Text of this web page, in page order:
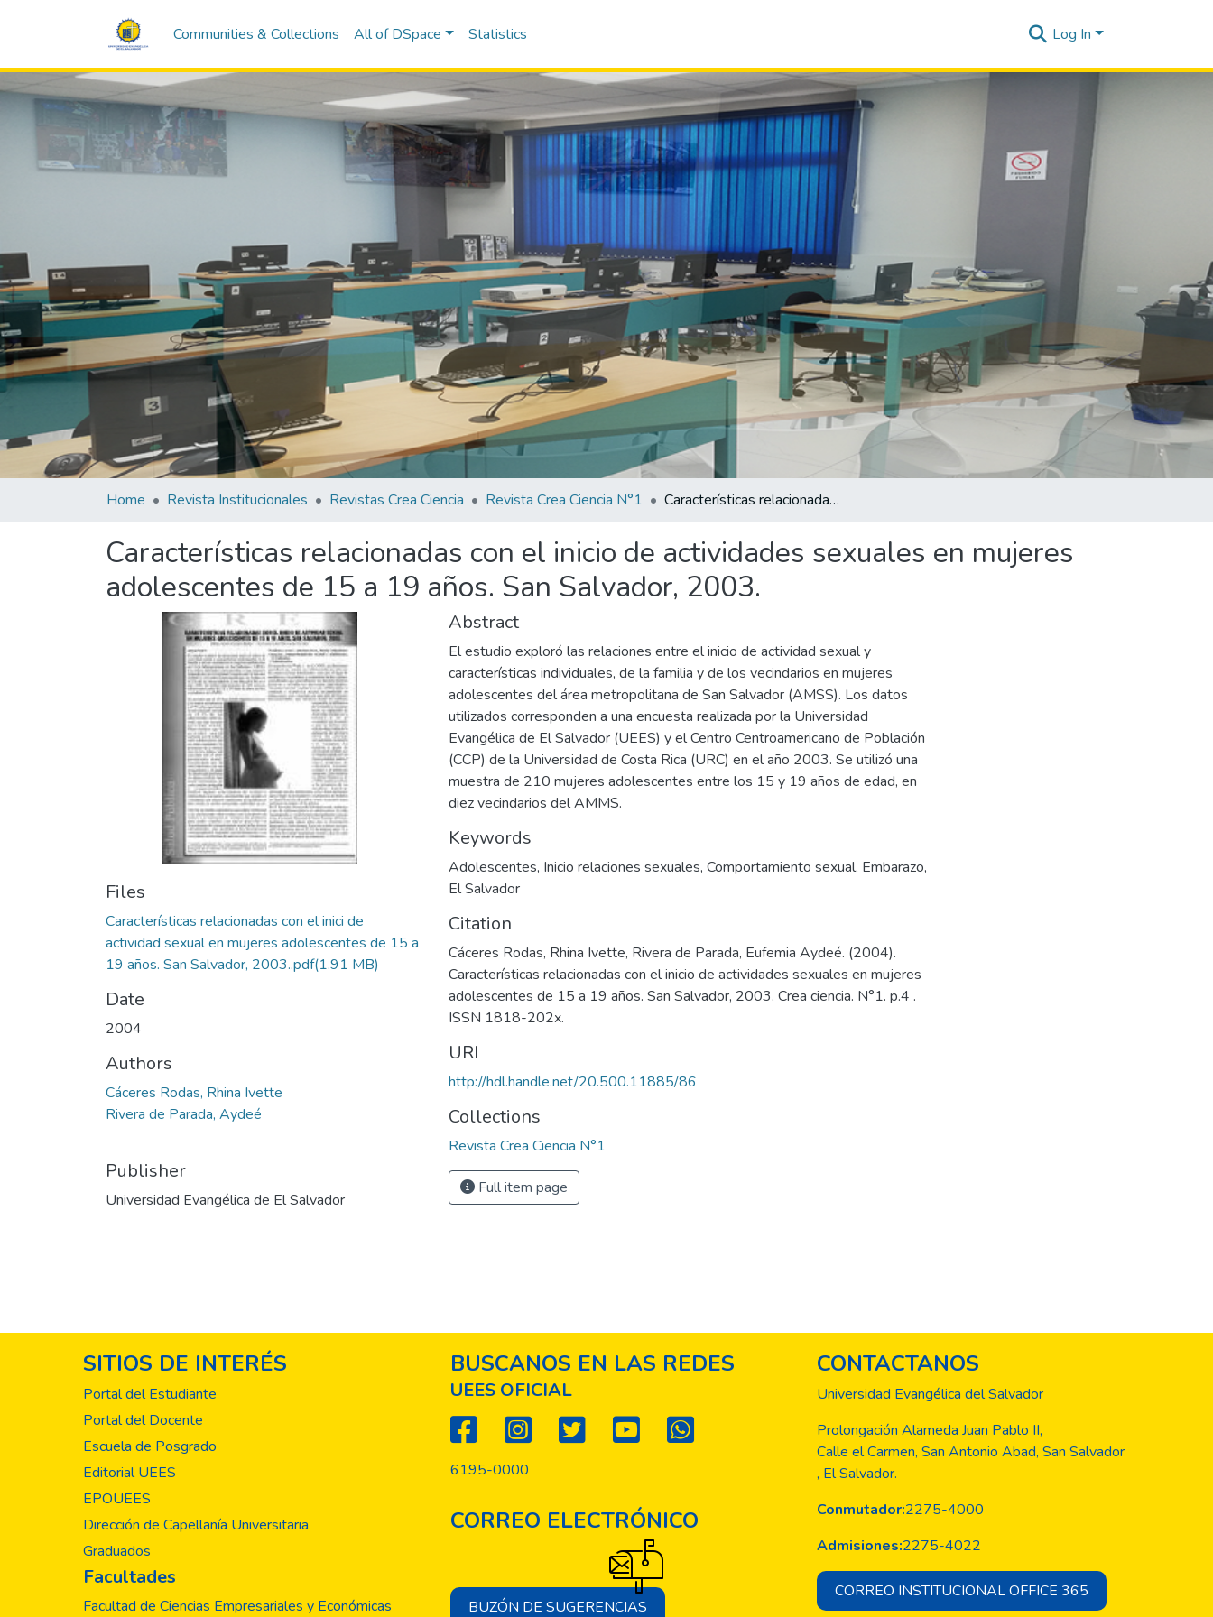
Communities & Collections All of DSpace Statistics Log In
Home Revista Institucionales Revistas Crea Ciencia Revista Crea Ciencia N°1 Características relacionadas con el inicio de actividades sexuales en mujeres adolescentes de 15 a 19 años. San Salvador, 2003.
Características relacionadas con el inicio de actividades sexuales en mujeres
adolescentes de 15 a 19 años. San Salvador, 2003.
Files
Características relacionadas con el inici de
actividad sexual en mujeres adolescentes de 15 a
19 años. San Salvador, 2003..pdf(1.91 MB)
Date
2004
Authors
Cáceres Rodas, Rhina Ivette
Rivera de Parada, Aydeé
Publisher
Universidad Evangélica de El Salvador
Abstract
El estudio exploró las relaciones entre el inicio de actividad sexual y
características individuales, de la familia y de los vecindarios en mujeres
adolescentes del área metropolitana de San Salvador (AMSS). Los datos
utilizados corresponden a una encuesta realizada por la Universidad
Evangélica de El Salvador (UEES) y el Centro Centroamericano de Población
(CCP) de la Universidad de Costa Rica (URC) en el año 2003. Se utilizó una
muestra de 210 mujeres adolescentes entre los 15 y 19 años de edad, en
diez vecindarios del AMMS.
Keywords
Adolescentes, Inicio relaciones sexuales, Comportamiento sexual, Embarazo,
El Salvador
Citation
Cáceres Rodas, Rhina Ivette, Rivera de Parada, Eufemia Aydeé. (2004).
Características relacionadas con el inicio de actividades sexuales en mujeres
adolescentes de 15 a 19 años. San Salvador, 2003. Crea ciencia. N°1. p.4 .
ISSN 1818-202x.
URI
http://hdl.handle.net/20.500.11885/86
Collections
Revista Crea Ciencia N°1
Full item page
SITIOS DE INTERÉS
Portal del Estudiante
Portal del Docente
Escuela de Posgrado
Editorial UEES
EPOUEES
Dirección de Capellanía Universitaria
Graduados
Facultades
Facultad de Ciencias Empresariales y Económicas
BUSCANOS EN LAS REDES
UEES OFICIAL
6195-0000
CORREO ELECTRÓNICO
BUZÓN DE SUGERENCIAS
CONTACTANOS
Universidad Evangélica del Salvador
Prolongación Alameda Juan Pablo II,
Calle el Carmen, San Antonio Abad, San Salvador
, El Salvador.
Conmutador:2275-4000
Admisiones:2275-4022
CORREO INSTITUCIONAL OFFICE 365